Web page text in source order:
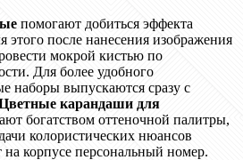
помогают добиться эффекта
этого после нанесения изображения
мокрой кистью по
Для более удобного
наборы выпускаются сразу с
карандаши для
богатством оттеночной палитры,
колористических нюансов
корпусе персональный номер.